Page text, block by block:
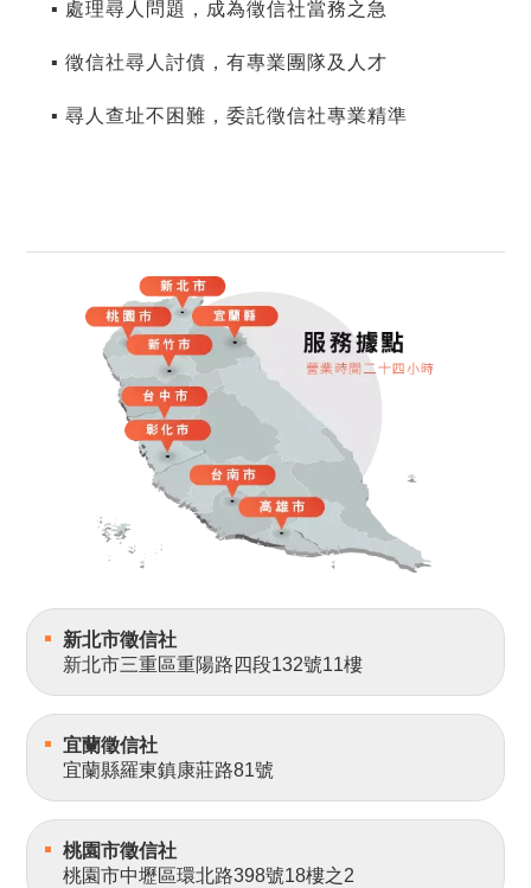
▪ 處理尋人問題，成為徵信社當務之急
▪ 徵信社尋人討債，有專業團隊及人才
▪ 尋人查址不困難，委託徵信社專業精準
新北市徵信社
新北市三重區重陽路四段132號11樓
宜蘭徵信社
宜蘭縣羅東鎮康莊路81號
桃園市徵信社
桃園市中壢區環北路398號18樓之2